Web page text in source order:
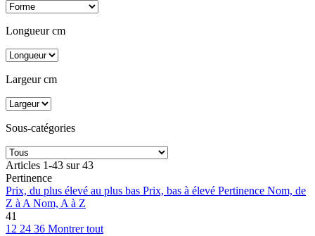
Longueur cm
Largeur cm
Sous-catégories
Articles 1-43 sur 43
Pertinence
Prix, du plus élevé au plus bas Prix, bas à élevé Pertinence Nom, de
Z à ANom, A à Z
41
12 24 36 Montrer tout